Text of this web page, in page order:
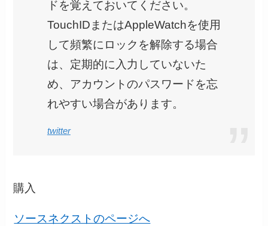
ドを覚えておいてください。
TouchIDまたはAppleWatchを使用
して頻繁にロックを解除する場合
は、定期的に入力していないた
め、アカウントのパスワードを忘
れやすい場合があります。
twitter
購入
ソースネクストのページへ